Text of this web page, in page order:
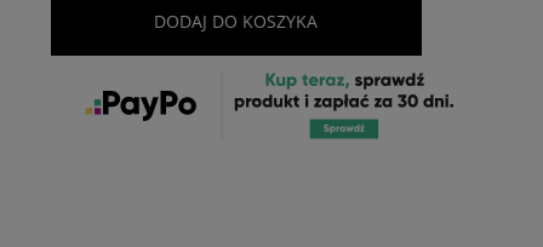
DODAJ DO KOSZYKA